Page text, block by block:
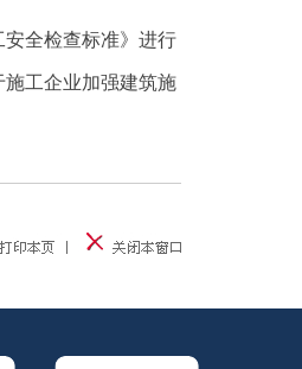
全检查标准》进行
工企业加强建筑施